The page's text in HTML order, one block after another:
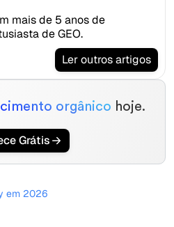
mais de 5 anos de
de GEO.
Ler outros artigos
orgânico hoje.
Grátis
em 2026